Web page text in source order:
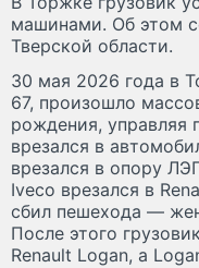
машинами. Об этом
Тверской области.
30 мая 2026 года в
67, произошло
рождения, управляя
врезался в
врезался в опору
Iveco врезался в
сбил пешехода —
После этого
Renault Logan, а